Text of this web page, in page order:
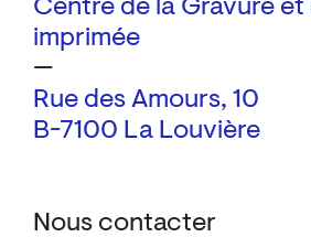
Centre de la Gravure et
imprimée
—
Rue des Amours, 10
B-7100 La Louvière
Nous contacter